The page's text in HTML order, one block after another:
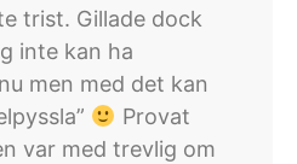
trist. Gillade dock
inte kan ha
men med det kan
Provat
var med trevlig om